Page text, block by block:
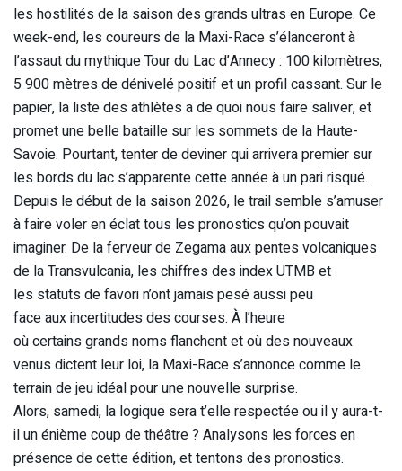
les hostilités de la saison des grands ultras en Europe. Ce
week-end, les coureurs de la Maxi-Race s’élanceront à
l’assaut du mythique Tour du Lac d’Annecy : 100 kilomètres,
5 900 mètres de dénivelé positif et un profil cassant. Sur le
papier, la liste des athlètes a de quoi nous faire saliver, et
promet une belle bataille sur les sommets de la Haute-
Savoie. Pourtant, tenter de deviner qui arrivera premier sur
les bords du lac s’apparente cette année à un pari risqué.
Depuis le début de la saison 2026, le trail semble s’amuser
à faire voler en éclat tous les pronostics qu’on pouvait
imaginer. De la ferveur de Zegama aux pentes volcaniques
de la Transvulcania, les chiffres des index UTMB et
les statuts de favori n’ont jamais pesé aussi peu
face aux incertitudes des courses. À l’heure
où certains grands noms flanchent et où des nouveaux
venus dictent leur loi, la Maxi-Race s’annonce comme le
terrain de jeu idéal pour une nouvelle surprise.
Alors, samedi, la logique sera t’elle respectée ou il y aura-t-
il un énième coup de théâtre ? Analysons les forces en
présence de cette édition, et tentons des pronostics.